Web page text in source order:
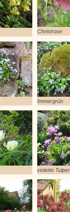
Christrose
Immergrün
violette